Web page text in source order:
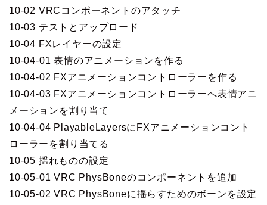
10-02 VRCコンポーネントのアタッチ
10-03 テストとアップロード
10-04 FXレイヤーの設定
10-04-01 表情のアニメーションを作る
10-04-02 FXアニメーションコントローラーを作る
10-04-03 FXアニメーションコントローラーへ表情アニ
メーションを割り当て
10-04-04 PlayableLayersにFXアニメーションコント
ローラーを割り当てる
10-05 揺れものの設定
10-05-01 VRC PhysBoneのコンポーネントを追加
10-05-02 VRC PhysBoneに揺らすためのボーンを設定